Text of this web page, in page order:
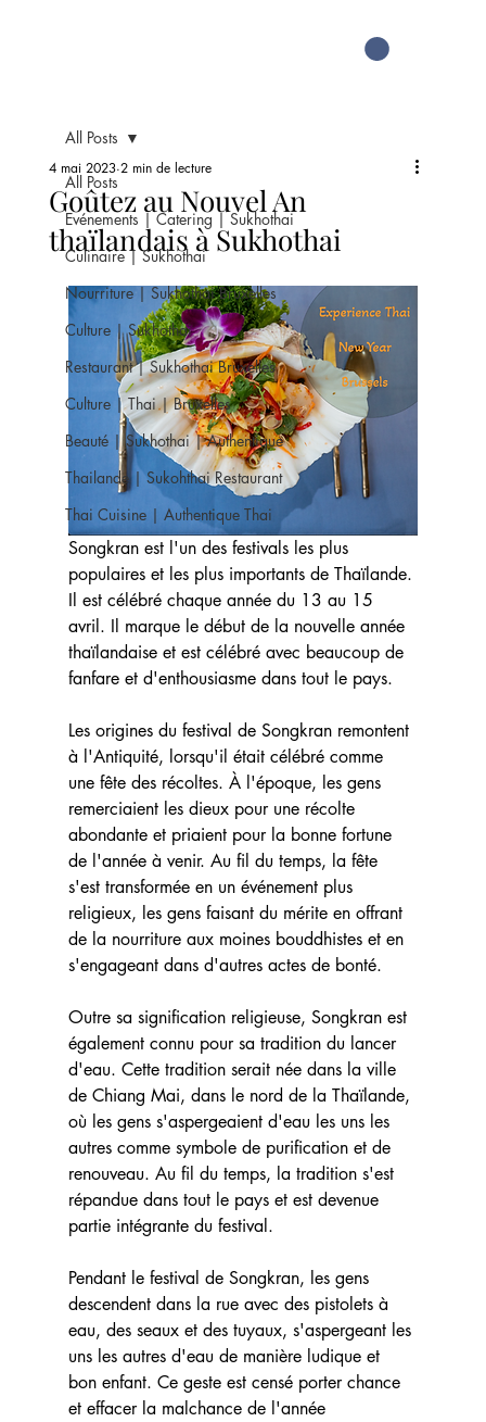
All Posts
Evénements | Catering | Sukhothai
Culinaire | Sukhothai
Nourriture | Sukhothai Bruxelles
Culture | Sukhothai
Restaurant | Sukhothai Bruxelles
Culture | Thai | Bruxelles
Beauté | Sukhothai | Authentique
Thailande | Sukohthai Restaurant
Thai Cuisine | Authentique Thai
All Posts
Goûtez au Nouvel An
thaïlandais à Sukhothai
4 mai 2023 2 min de lecture
Songkran est l'un des festivals les plus
populaires et les plus importants de Thaïlande.
Il est célébré chaque année du 13 au 15
avril. Il marque le début de la nouvelle année
thaïlandaise et est célébré avec beaucoup de
fanfare et d'enthousiasme dans tout le pays.
Les origines du festival de Songkran remontent
à l'Antiquité, lorsqu'il était célébré comme
une fête des récoltes. À l'époque, les gens
remerciaient les dieux pour une récolte
abondante et priaient pour la bonne fortune
de l'année à venir. Au fil du temps, la fête
s'est transformée en un événement plus
religieux, les gens faisant du mérite en offrant
de la nourriture aux moines bouddhistes et en
s'engageant dans d'autres actes de bonté.
Outre sa signification religieuse, Songkran est
également connu pour sa tradition du lancer
d'eau. Cette tradition serait née dans la ville
de Chiang Mai, dans le nord de la Thaïlande,
où les gens s'aspergeaient d'eau les uns les
autres comme symbole de purification et de
renouveau. Au fil du temps, la tradition s'est
répandue dans tout le pays et est devenue
partie intégrante du festival.
Pendant le festival de Songkran, les gens
descendent dans la rue avec des pistolets à
eau, des seaux et des tuyaux, s'aspergeant les
uns les autres d'eau de manière ludique et
bon enfant. Ce geste est censé porter chance
et effacer la malchance de l'année